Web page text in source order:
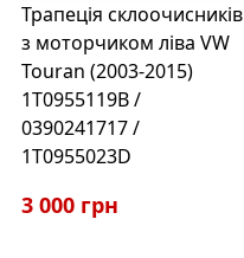
Трапеція склоочисників
з моторчиком ліва VW
Touran (2003-2015)
1T0955119B /
0390241717 /
1T0955023D
3 000 грн